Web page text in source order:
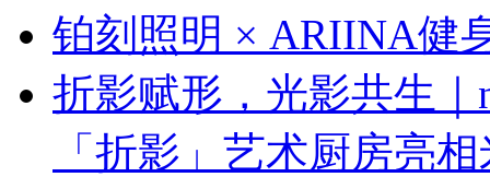
铂刻照明 × ARIINA健
折影赋形，光影共生
「折影」艺术厨房亮